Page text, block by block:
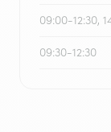
09:00-12:30,
09:30-12:30